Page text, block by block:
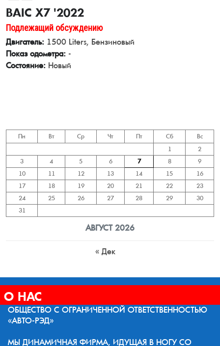
BAIC X7 '2022
Подлежащий обсуждению
Двигатель: 1500 Liters, Бензиновый
Показ одометра: -
Состояние: Новый
АВГУСТ 2026
Пн Вт Ср Чт Пт Сб
Вс
1
2
3
4 5 6 7 8
9
10
11 12 13 14 15
16
17
18 19 20 21 22
23
24
25 26 27 28 29
30
31
« Дек
О НАС
ОБЩЕСТВО С ОГРАНИЧЕННОЙ ОТВЕТСТВЕННОСТЬЮ
«АВТО-РЭД»
МЫ ДИНАМИЧНАЯ ФИРМА, ИДУЩАЯ В НОГУ СО